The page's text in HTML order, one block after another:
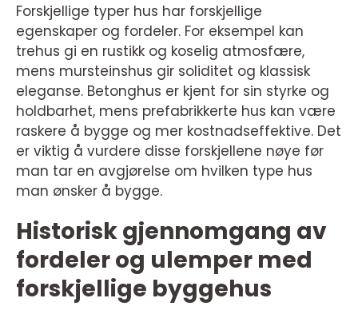
Forskjellige typer hus har forskjellige
egenskaper og fordeler. For eksempel kan
trehus gi en rustikk og koselig atmosfære,
mens mursteinshus gir soliditet og klassisk
eleganse. Betonghus er kjent for sin styrke og
holdbarhet, mens prefabrikkerte hus kan være
raskere å bygge og mer kostnadseffektive. Det
er viktig å vurdere disse forskjellene nøye før
man tar en avgjørelse om hvilken type hus
man ønsker å bygge.
Historisk gjennomgang av
fordeler og ulemper med
forskjellige byggehus